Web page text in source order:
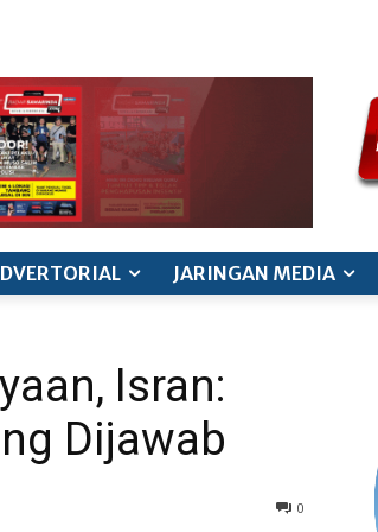
JARINGAN MEDIA
Isran:
Dijawab
0